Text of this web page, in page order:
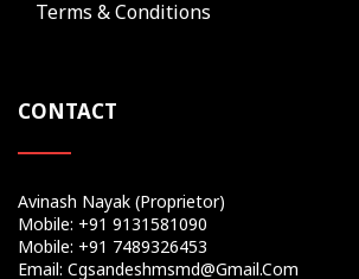
Terms & Conditions
CONTACT
Avinash Nayak (Proprietor)
Mobile: +91 9131581090
Mobile: +91 7489326453
Email: Cgsandeshmsmd@gmail.com